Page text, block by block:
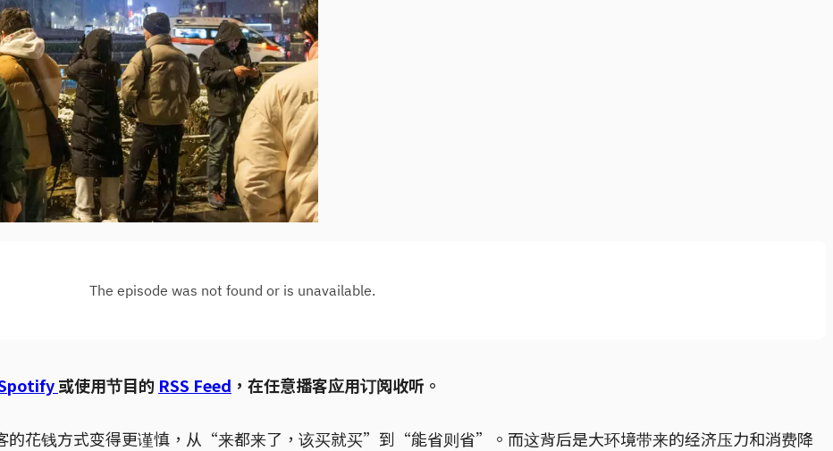
或使用节目的 RSS Feed ，在任意播客应用订阅收听。
的花钱方式变得更谨慎，从“来都来了，该买就买”到“能省则省”。而这背后是大环境带来的经济压力和消费降